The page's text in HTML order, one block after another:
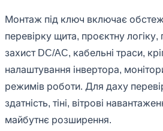
Монтаж під ключ включає
перевірку щита, проєктну логіку,
захист DC/AC, кабельні траси,
налаштування інвертора,
режимів роботи. Для даху
здатність, тіні, вітрові
майбутнє розширення.